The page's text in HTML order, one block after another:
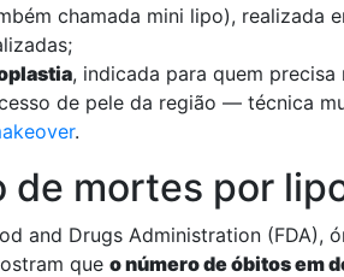
chamada mini lipo), realizada
, indicada para quem
de pele da região — técnica
.
de mortes por
and Drugs Administration (FDA),
que o número de óbitos em